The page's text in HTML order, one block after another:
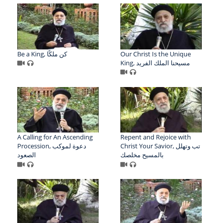
Be a King, كن ملكًا
Our Christ Is the Unique
King, مسيحنا الملك الفريد
A Calling for An Ascending
Procession, دعوة لموكب
الصعود
Repent and Rejoice with
Christ Your Savior, تب وتهلل
بالمسيح مخلصك